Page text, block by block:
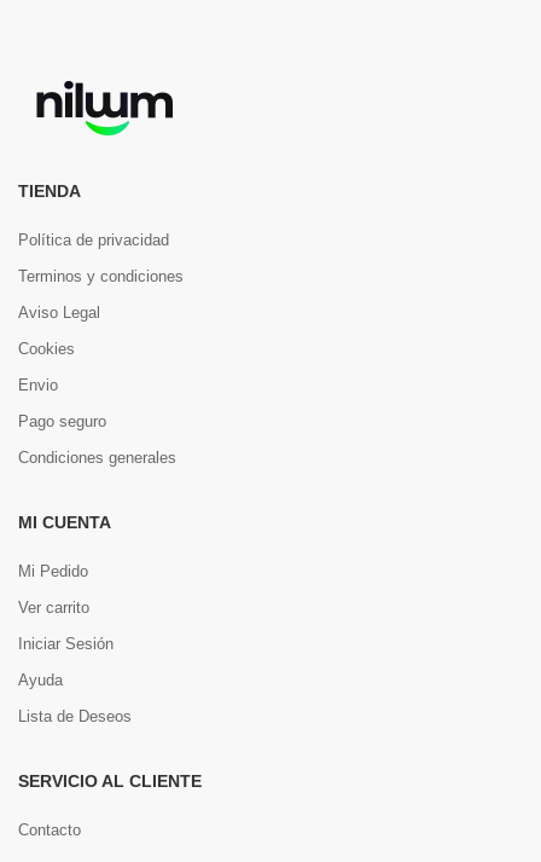
TIENDA
Política de privacidad
Terminos y condiciones
Aviso Legal
Cookies
Envio
Pago seguro
Condiciones generales
MI CUENTA
Mi Pedido
Ver carrito
Iniciar Sesión
Ayuda
Lista de Deseos
SERVICIO AL CLIENTE
Contacto